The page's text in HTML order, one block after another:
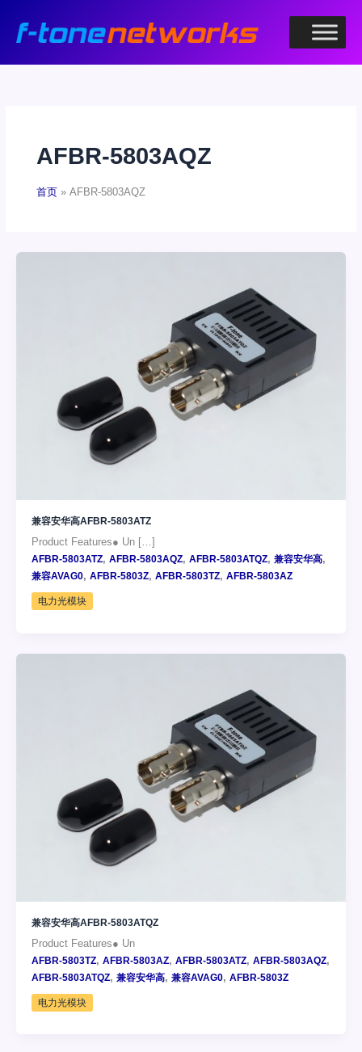
AFBR-5803AQZ
首页 AFBR-5803AQZ
兼容安华高AFBR-5803ATZ
Product Features● Un […]
AFBR-5803ATZ, AFBR-5803AQZ, AFBR-5803ATQZ, 兼容安华高,
兼容AVAG0, AFBR-5803Z, AFBR-5803TZ, AFBR-5803AZ
电力光模块
兼容安华高AFBR-5803ATQZ
Product Features● Un
AFBR-5803TZ, AFBR-5803AZ, AFBR-5803ATZ, AFBR-5803AQZ,
AFBR-5803ATQZ, 兼容安华高, 兼容AVAG0, AFBR-5803Z
电力光模块